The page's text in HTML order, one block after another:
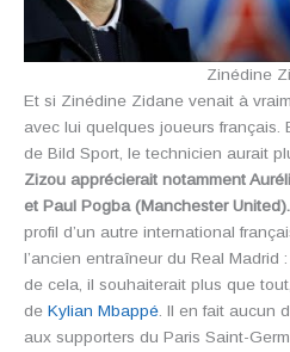
Zinédine
Et si Zinédine Zidane venait à
avec lui quelques joueurs français.
de Bild Sport, le technicien aurait
Zizou apprécierait notamment
et Paul Pogba (Manchester United).
profil d’un autre international
l’ancien entraîneur du Real Madrid
de cela, il souhaiterait plus que
de Kylian Mbappé. Il en fait aucun
aux supporters du Paris Saint-